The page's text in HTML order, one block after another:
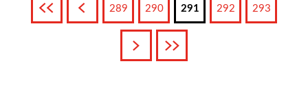
Pierwsza Poprzednia
289 290 291 292 293
Następna